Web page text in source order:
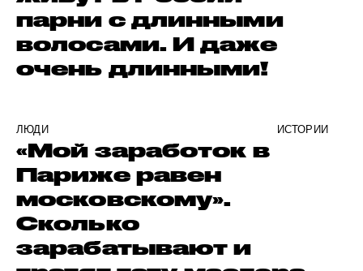
парни с длинными
волосами. И даже
очень длинными!
ЛЮДИ ИСТОРИИ
«Мой заработок в
Париже равен
московскому».
Сколько
зарабатывают и